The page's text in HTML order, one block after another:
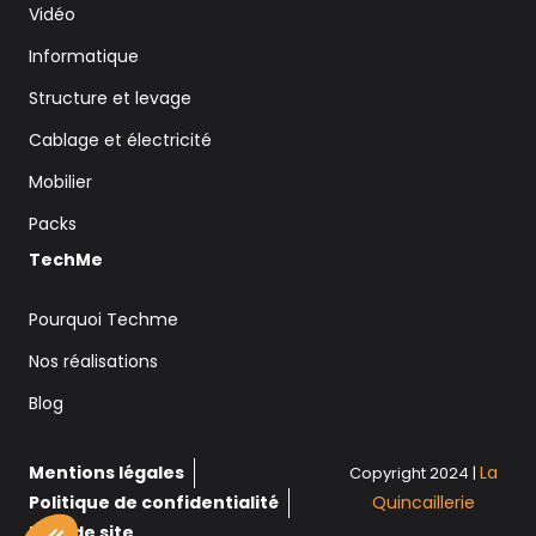
Vidéo
Informatique
Structure et levage
Cablage et électricité
Mobilier
Packs
TechMe
Pourquoi Techme
Nos réalisations
Blog
Mentions légales
Politique de confidentialité
Copyright 2024 |La
Quincaillerie